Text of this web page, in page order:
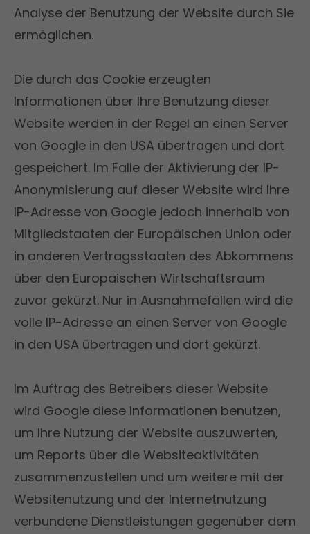
Analyse der Benutzung der Website durch Sie
ermöglichen.
Die durch das Cookie erzeugten
Informationen über Ihre Benutzung dieser
Website werden in der Regel an einen Server
von Google in den USA übertragen und dort
gespeichert. Im Falle der Aktivierung der IP-
Anonymisierung auf dieser Website wird Ihre
IP-Adresse von Google jedoch innerhalb von
Mitgliedstaaten der Europäischen Union oder
in anderen Vertragsstaaten des Abkommens
über den Europäischen Wirtschaftsraum
zuvor gekürzt. Nur in Ausnahmefällen wird die
volle IP-Adresse an einen Server von Google
in den USA übertragen und dort gekürzt.
Im Auftrag des Betreibers dieser Website
wird Google diese Informationen benutzen,
um Ihre Nutzung der Website auszuwerten,
um Reports über die Websiteaktivitäten
zusammenzustellen und um weitere mit der
Websitenutzung und der Internetnutzung
verbundene Dienstleistungen gegenüber dem